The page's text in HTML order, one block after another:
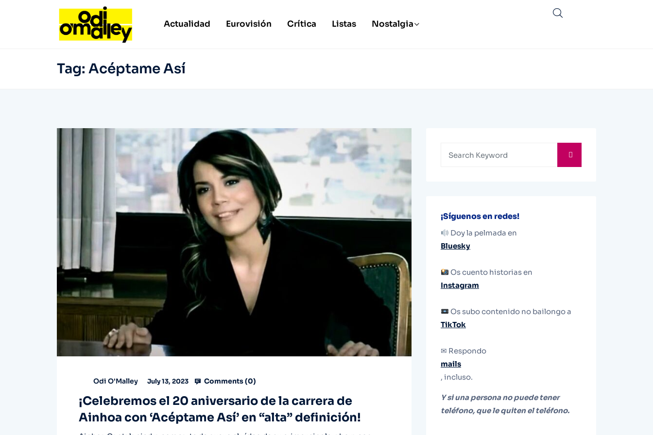
Actualidad Eurovisión Crítica Listas Nostalgia
Tag: Acéptame Así
Odi O'Malley July 13, 2023 Comments (0)
¡Celebremos el 20 aniversario de la carrera de
Ainhoa con ‘Acéptame Así’ en “alta” definición!
¡Síguenos en redes!
Doy la pelmada en
Bluesky
Os cuento historias en
Instagram
Os subo contenido no bailongo a
TikTok
✉ Respondo
mails
, incluso.
Y si una persona no puede tener
teléfono, que le quiten el teléfono.